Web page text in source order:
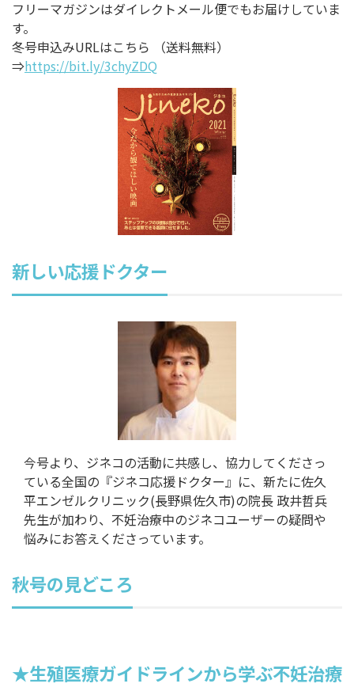
フリーマガジンはダイレクトメール便でもお届けしていま
す。
冬号申込みURLはこちら （送料無料）
⇒https://bit.ly/3chyZDQ
新しい応援ドクター
今号より、ジネコの活動に共感し、協力してくださっ
ている全国の『ジネコ応援ドクター』に、新たに佐久
平エンゼルクリニック(長野県佐久市)の院長 政井哲兵
先生が加わり、不妊治療中のジネコユーザーの疑問や
悩みにお答えくださっています。
秋号の見どころ
★生殖医療ガイドラインから学ぶ不妊治療